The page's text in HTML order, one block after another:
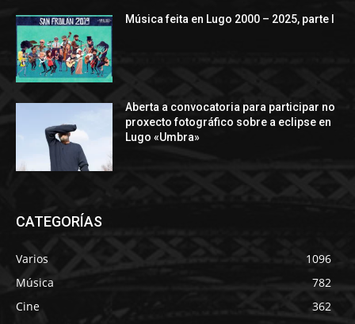
Música feita en Lugo 2000 – 2025, parte I
Aberta a convocatoria para participar no
proxecto fotográfico sobre a eclipse en
Lugo «Umbra»
CATEGORÍAS
Varios
1096
Música
782
Cine
362